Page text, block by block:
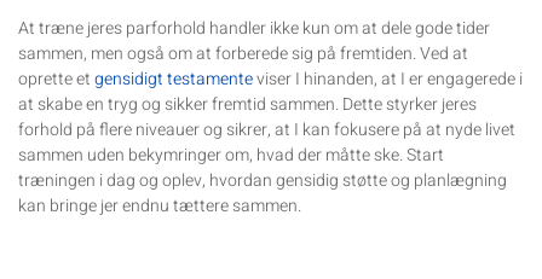
At træne jeres parforhold handler ikke kun om at dele gode tider
sammen, men også om at forberede sig på fremtiden. Ved at
oprette etgensidigt testamenteviser I hinanden, at I er engagerede i
at skabe en tryg og sikker fremtid sammen. Dette styrker jeres
forhold på flere niveauer og sikrer, at I kan fokusere på at nyde livet
sammen uden bekymringer om, hvad der måtte ske. Start
træningen i dag og oplev, hvordan gensidig støtte og planlægning
kan bringe jer endnu tættere sammen.